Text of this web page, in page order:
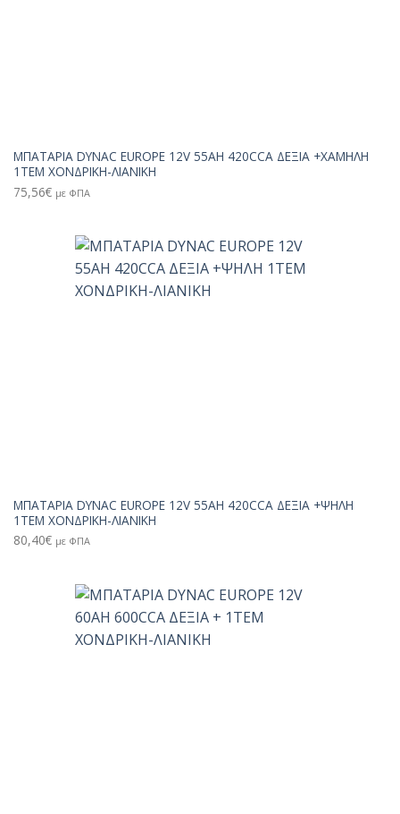
ΜΠΑΤΑΡΙΑ DYNAC EUROPE 12V 55AH 420CCA ΔΕΞΙΑ +ΧΑΜΗΛΗ
1TEM ΧΟΝΔΡΙΚΗ-ΛΙΑΝΙΚΗ
75,56€ με ΦΠΑ
ΜΠΑΤΑΡΙΑ DYNAC EUROPE 12V 55AH 420CCA ΔΕΞΙΑ +ΨΗΛΗ
1TEM ΧΟΝΔΡΙΚΗ-ΛΙΑΝΙΚΗ
80,40€ με ΦΠΑ